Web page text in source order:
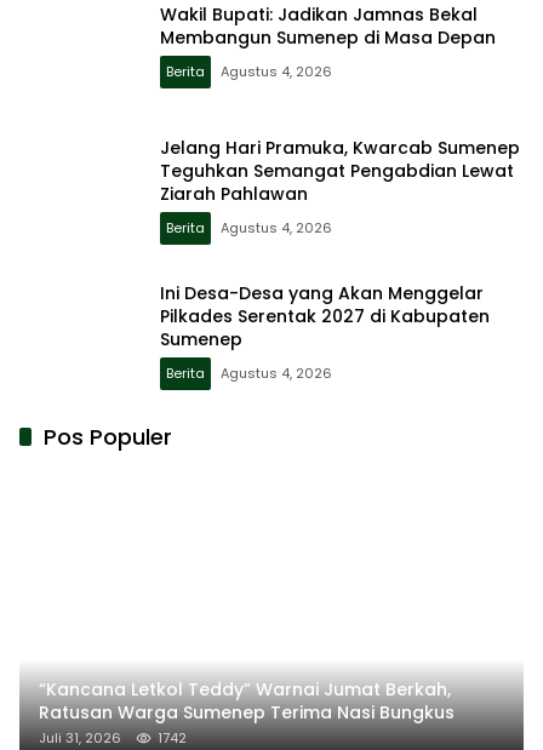
Wakil Bupati: Jadikan Jamnas Bekal
Membangun Sumenep di Masa Depan
Berita Agustus 4, 2026
Jelang Hari Pramuka, Kwarcab Sumenep
Teguhkan Semangat Pengabdian Lewat
Ziarah Pahlawan
Berita Agustus 4, 2026
Ini Desa-Desa yang Akan Menggelar
Pilkades Serentak 2027 di Kabupaten
Sumenep
Berita Agustus 4, 2026
Pos Populer
“Kancana Letkol Teddy” Warnai Jumat Berkah,
Ratusan Warga Sumenep Terima Nasi Bungkus
Juli 31, 2026 1742